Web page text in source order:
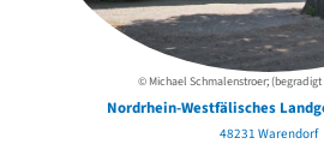
© Michael Schmalenstroer;
Nordrhein-Westfälisches
48231 Warendorf